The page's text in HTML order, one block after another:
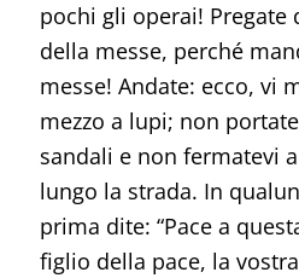
pochi gli operai! Pregate
della messe, perché
messe! Andate: ecco, vi
mezzo a lupi; non
sandali e non fermatevi
lungo la strada. In
prima dite: “Pace a
figlio della pace, la